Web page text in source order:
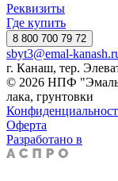
Реквизиты
Где купить
8 800 700 79 72
sbyt3@emal-
г. Канаш, тер.
© 2026 НПФ "Эмаль"
лака, грунтовки
Оферта
Разработано в